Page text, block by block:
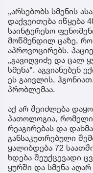
„არსებობს სმენის
დაქვეითება იწყება
საინტერესო
მოწმენდილ ცაზე,
აპროვოცირებს.
„გავიღვიძე და ცალ
სმენა". აგვიანებენ
ეს გაივლის,
პრობლემაა.
აქ არ შეიძლება
პათოლოგია,
რეაგირებას და
განსაკუთრებული
ყალიბდება 72
ხდება შეუქცევადი
ყურში და სმენა